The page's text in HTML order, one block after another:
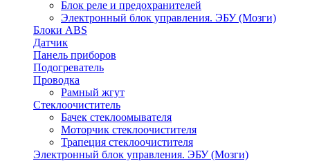
Блок реле и предохранителей
Электронный блок управления. ЭБУ (Мозги)
Блоки ABS
Датчик
Панель приборов
Подогреватель
Проводка
Рамный жгут
Стеклоочиститель
Бачек стеклоомывателя
Моторчик стеклоочистителя
Трапеция стеклоочистителя
Электронный блок управления. ЭБУ (Мозги)